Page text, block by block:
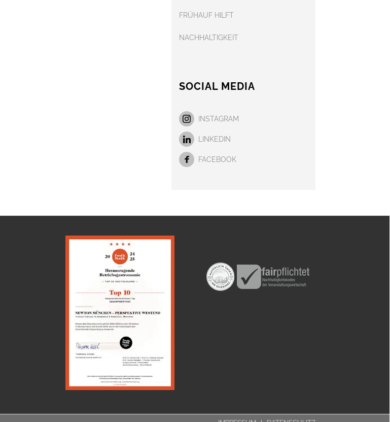
FRÜHAUF HILFT
NACHHALTIGKEIT
SOCIAL MEDIA
INSTAGRAM
LINKEDIN
FACEBOOK